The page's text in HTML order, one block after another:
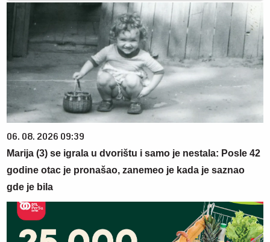
06. 08. 2026 09:39
Marija (3) se igrala u dvorištu i samo je nestala: Posle 42
godine otac je pronašao, zanemeo je kada je saznao
gde je bila